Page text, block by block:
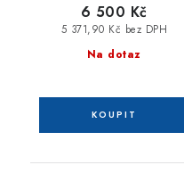
Na dotaz
5 371,90 Kč bez DPH
6 500 Kč